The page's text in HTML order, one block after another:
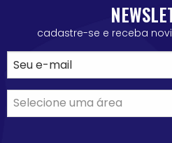
cadastre-se e receba